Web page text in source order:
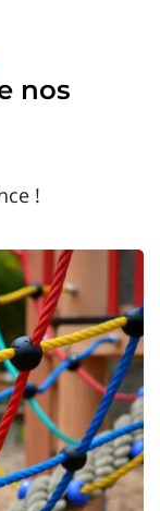
nos
!